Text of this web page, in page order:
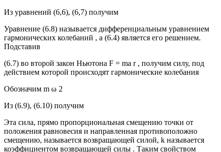
Из уравнений (6,6), (6,7) получим
Уравнение (6.8) называется дифференциальным уравнением
гармонических колебаний , а (6.4) является его решением.
Подставив
(6.7) во второй закон Ньютона F = ma r , получим силу, под
действием которой происходят гармонические колебания
Обозначим m ω 2
Из (6.9), (6.10) получим
Эта сила, прямо пропорциональная смещению точки от
положения равновесия и направленная противоположно
смещению, называется возвращающей силой, k называется
коэффициентом возвращающей силы . Таким свойством